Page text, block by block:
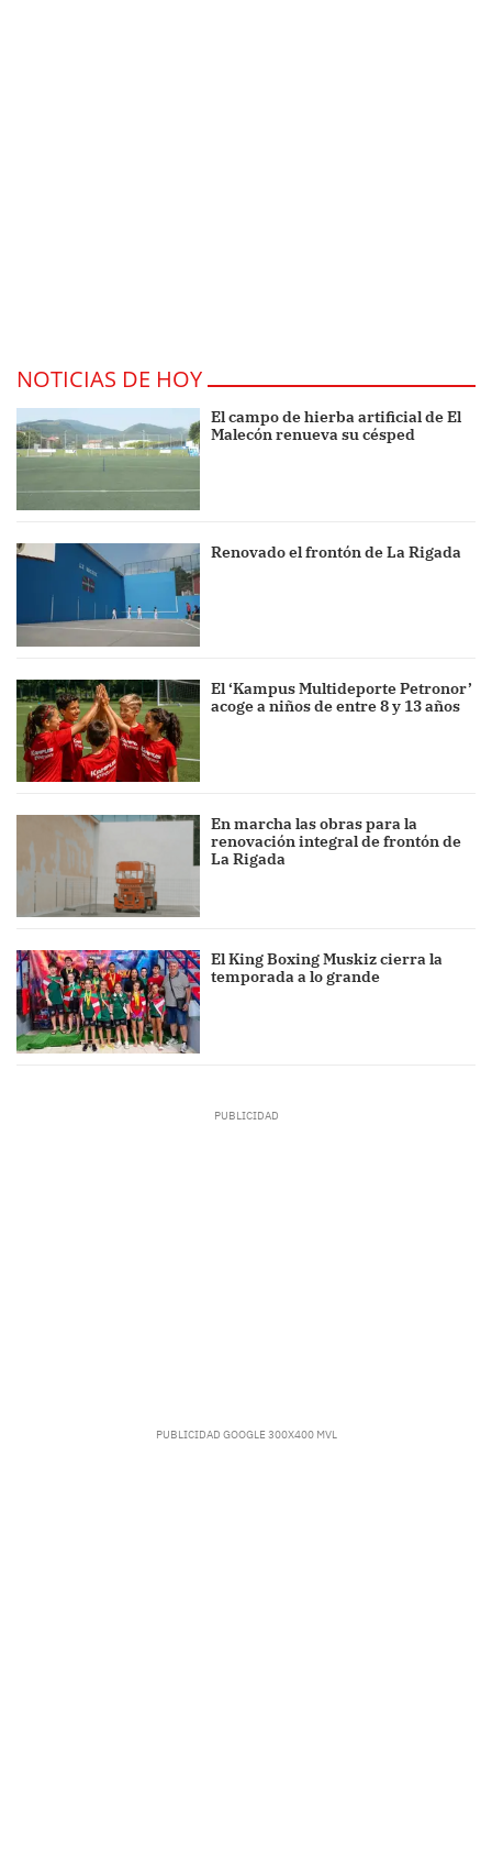
NOTICIAS DE HOY
El campo de hierba artificial de El
Malecón renueva su césped
Renovado el frontón de La Rigada
El ‘Kampus Multideporte Petronor’
acoge a niños de entre 8 y 13 años
En marcha las obras para la
renovación integral de frontón de
La Rigada
El King Boxing Muskiz cierra la
temporada a lo grande